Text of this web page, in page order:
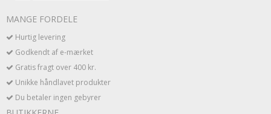
MANGE FORDELE
Hurtig levering
Godkendt af e-mærket
Gratis fragt over 400 kr.
Unikke håndlavet produkter
Du betaler ingen gebyrer